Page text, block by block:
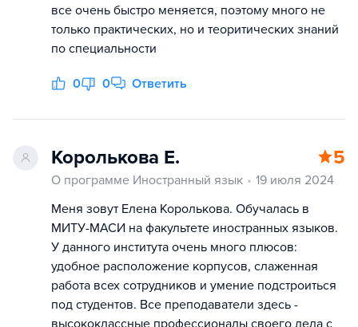
все очень быстро меняется, поэтому много не
только практических, но и теоритических знаний
по специальности
0 0 Ответить
Королькова Е. 5
О программе Иностранный язык
19 июля 2024
Меня зовут Елена Королькова. Обучалась в
МИТУ-МАСИ на факультете иностранных языков.
У данного института очень много плюсов:
удобное расположение корпусов, слаженная
работа всех сотрудников и умение подстроиться
под студентов. Все преподаватели здесь -
высококлассные профессионалы своего дела с